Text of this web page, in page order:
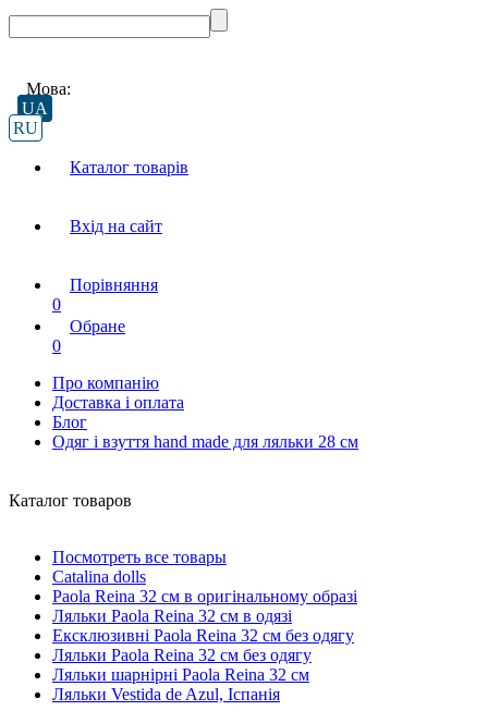
Мова:
UA
RU
Каталог товарів
Вхід на сайт
Порівняння
0
Обране
0
Про компанію
Доставка і оплата
Блог
Одяг і взуття hand made для ляльки 28 см
Каталог товаров
Посмотреть все товары
Catalina dolls
Paola Reina 32 см в оригінальному образі
Ляльки Paola Reina 32 см в одязi
Ексклюзивні Paola Reina 32 см без одягу
Ляльки Paola Reina 32 см без одягу
Ляльки шарнiрнi Paola Reina 32 см
Ляльки Vestida de Azul, Iспанiя